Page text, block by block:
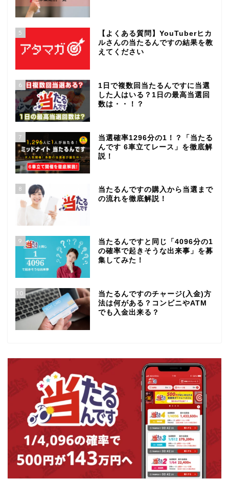
5
【よくある質問】YouTuberヒカ
ルさんの当たるんですの結果を教
えてください
6
1日で複数回当たるんですに当選
した人はいる？1日の最高当選回
数は・・！？
7
当選確率1296分の1！？「当たる
んです 6車立てレース」を徹底解
説！
8
当たるんですの購入から当選まで
の流れを徹底解説！
9
当たるんですと同じ「4096分の1
の確率で起きそうな出来事」を募
集してみた！
10
当たるんですのチャージ(入金)方
法は何がある？コンビニやATM
でも入金出来る？